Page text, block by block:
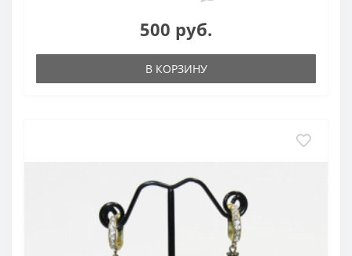
500 руб.
В КОРЗИНУ